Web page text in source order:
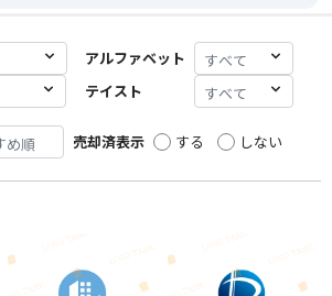
アルファベット
テイスト
売却済表示 する しない